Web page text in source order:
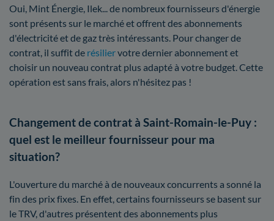
Oui, Mint Énergie, Ilek... de nombreux fournisseurs d'énergie
sont présents sur le marché et offrent des abonnements
d'électricité et de gaz très intéressants. Pour changer de
contrat, il suffit de résiliervotre dernier abonnement et
choisir un nouveau contrat plus adapté à votre budget. Cette
opération est sans frais, alors n'hésitez pas !
Changement de contrat à Saint-Romain-le-Puy :
quel est le meilleur fournisseur pour ma
situation?
L'ouverture du marché à de nouveaux concurrents a sonné la
fin des prix fixes. En effet, certains fournisseurs se basent sur
le TRV, d'autres présentent des abonnements plus